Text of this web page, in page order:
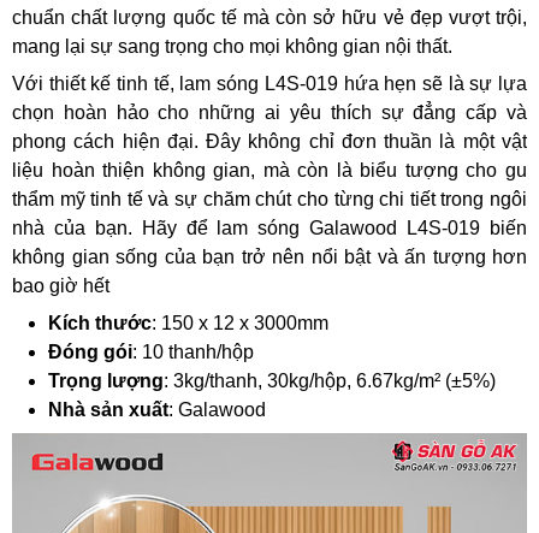
chuẩn chất lượng quốc tế mà còn sở hữu vẻ đẹp vượt trội,
mang lại sự sang trọng cho mọi không gian nội thất.
Với thiết kế tinh tế, lam sóng L4S-019 hứa hẹn sẽ là sự lựa
chọn hoàn hảo cho những ai yêu thích sự đẳng cấp và
phong cách hiện đại. Đây không chỉ đơn thuần là một vật
liệu hoàn thiện không gian, mà còn là biểu tượng cho gu
thẩm mỹ tinh tế và sự chăm chút cho từng chi tiết trong ngôi
nhà của bạn. Hãy để lam sóng Galawood L4S-019 biến
không gian sống của bạn trở nên nổi bật và ấn tượng hơn
bao giờ hết
Kích thước: 150 x 12 x 3000mm
Đóng gói: 10 thanh/hộp
Trọng lượng: 3kg/thanh, 30kg/hộp, 6.67kg/m² (±5%)
Nhà sản xuất: Galawood